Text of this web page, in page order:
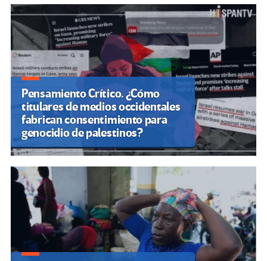
Pensamiento Crítico. ¿Cómo
titulares de medios occidentales
fabrican consentimiento para
genocidio de palestinos?